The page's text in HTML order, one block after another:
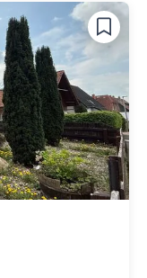
wechseln
wechseln
wechseln
wechseln
wechseln